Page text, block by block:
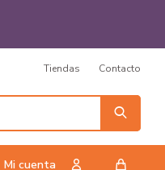
Tiendas Contacto